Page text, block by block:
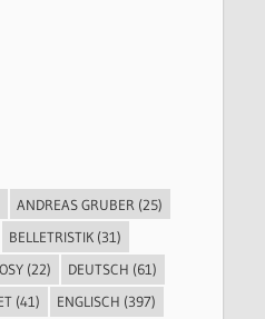
ANDREAS GRUBER (25)
BELLETRISTIK (31)
(22) DEUTSCH (61)
(41) ENGLISCH (397)